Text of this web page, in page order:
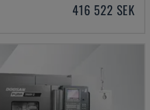
416 522 SEK